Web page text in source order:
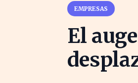
EMPRESAS
El